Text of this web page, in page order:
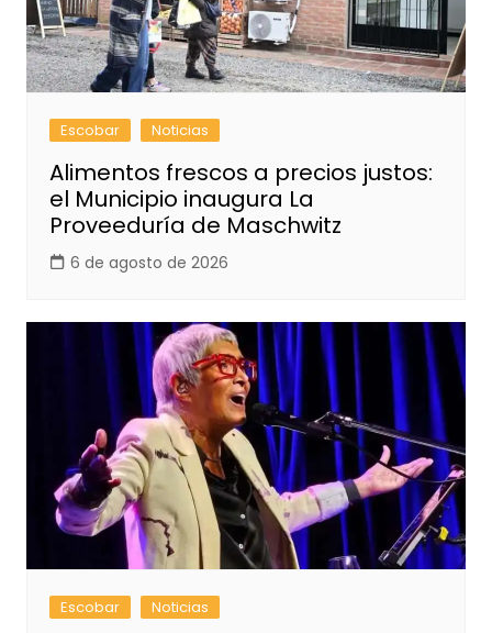
Escobar Noticias
Alimentos frescos a precios justos:
el Municipio inaugura La
Proveeduría de Maschwitz
6 de agosto de 2026
Escobar Noticias